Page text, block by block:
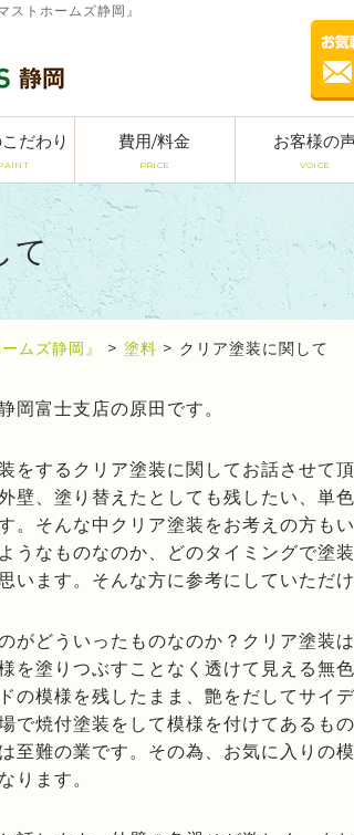
トホームズ静岡』
だわり 費用/料金
PRICE
お客様の
VOICE
て
ムズ静岡』 > 塗料 > クリア塗装に関して
岡富士支店の原田です。
をするクリア塗装に関してお話させて
壁、塗り替えたとしても残したい、単
。そんな中クリア塗装をお考えの方も
うなものなのか、どのタイミングで塗
います。そんな方に参考にしていただけ
がどういったものなのか？クリア塗装
を塗りつぶすことなく透けて見える無
の模様を残したまま、艶をだしてサイ
で焼付塗装をして模様を付けてあるも
至難の業です。その為、お気に入りの
ります。